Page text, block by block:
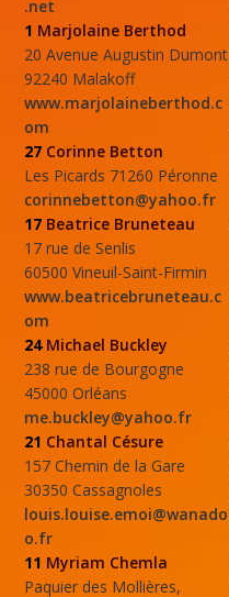
.net
1 Marjolaine Berthod
20 Avenue Augustin Dumont
92240 Malakoff
www.marjolaineberthod.c
om
27 Corinne Betton
Les Picards 71260 Péronne
corinnebetton@yahoo.fr
17 Beatrice Bruneteau
17 rue de Senlis
60500 Vineuil-Saint-Firmin
www.beatricebruneteau.c
om
24 Michael Buckley
238 rue de Bourgogne
45000 Orléans
me.buckley@yahoo.fr
21 Chantal Césure
157 Chemin de la Gare
30350 Cassagnoles
louis.louise.emoi@wanado
o.fr
11 Myriam Chemla
Paquier des Mollières,